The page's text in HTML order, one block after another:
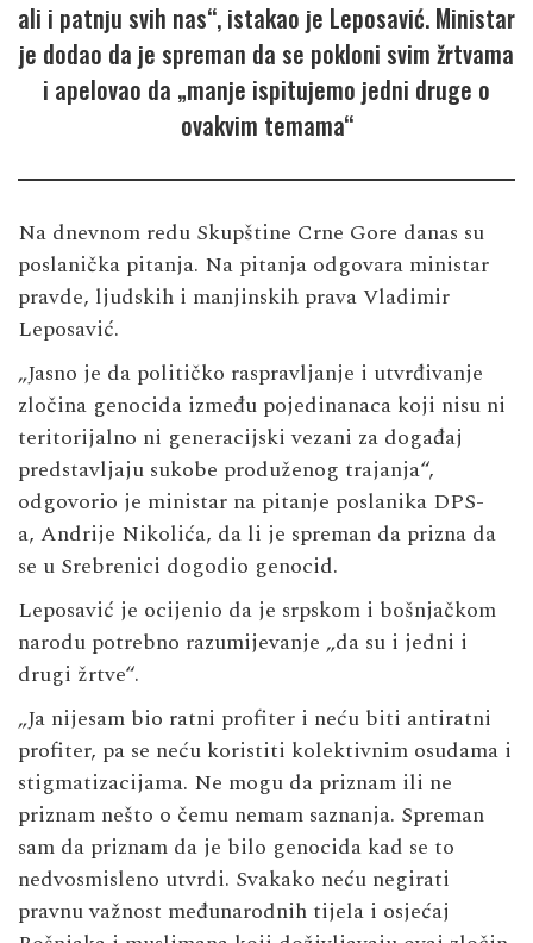
ali i patnju svih nas“, istakao je Leposavić. Ministar
je dodao da je spreman da se pokloni svim žrtvama
i apelovao da „manje ispitujemo jedni druge o
ovakvim temama“
Na dnevnom redu Skupštine Crne Gore danas su
poslanička pitanja. Na pitanja odgovara ministar
pravde, ljudskih i manjinskih prava Vladimir
Leposavić.
„Jasno je da političko raspravljanje i utvrđivanje
zločina genocida između pojedinanaca koji nisu ni
teritorijalno ni generacijski vezani za događaj
predstavljaju sukobe produženog trajanja“,
odgovorio je ministar na pitanje poslanika DPS-
a, Andrije Nikolića, da li je spreman da prizna da
se u Srebrenici dogodio genocid.
Leposavić je ocijenio da je srpskom i bošnjačkom
narodu potrebno razumijevanje „da su i jedni i
drugi žrtve“.
„Ja nijesam bio ratni profiter i neću biti antiratni
profiter, pa se neću koristiti kolektivnim osudama i
stigmatizacijama. Ne mogu da priznam ili ne
priznam nešto o čemu nemam saznanja. Spreman
sam da priznam da je bilo genocida kad se to
nedvosmisleno utvrdi. Svakako neću negirati
pravnu važnost međunarodnih tijela i osjećaj